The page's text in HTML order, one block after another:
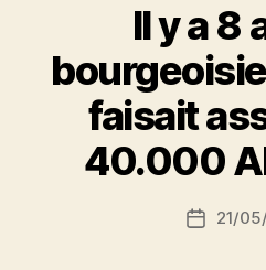
Il y a 8
faisait
40.000
Date21/